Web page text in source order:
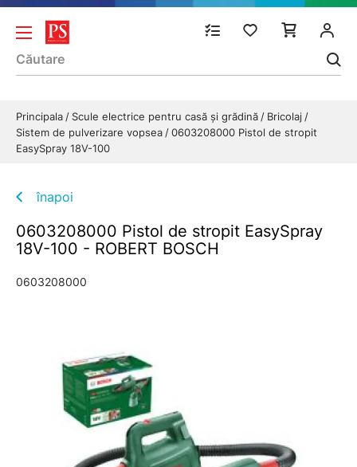
Principala Scule electrice pentru casă și grădină
Bricolaj
Sistem de pulverizare vopsea
0603208000 Pistol de stropit
EasySpray 18V-100
înapoi
0603208000 Pistol de stropit EasySpray
18V-100 - ROBERT BOSCH
0603208000